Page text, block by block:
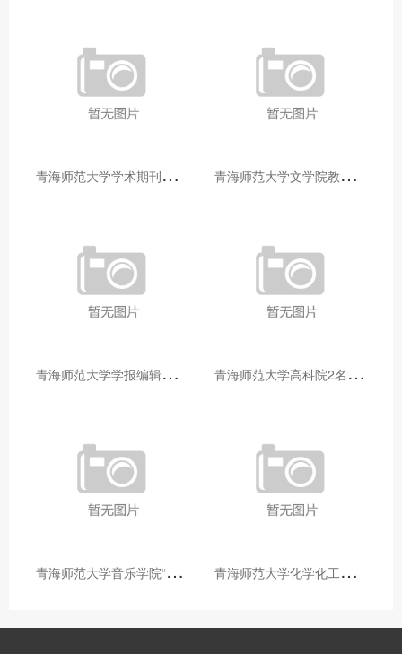
青
海师范大学学术期刊两个专栏入选2025年青海省期刊重点专栏 青
海师范大学文学院教师赴山东省相关高校和学术机构交流学习
青
海师范大学学报编辑部赴大通县城关镇上毛佰胜村开展帮扶慰问活动 青
海师范大学高科院2名专家当选中国科学院院士
青
海师范大学音乐学院“青舞华章”本科舞蹈专业中期汇报圆满落幕 青
海师范大学化学化工学院开展铸牢中华民族共同体意识大讲堂活动